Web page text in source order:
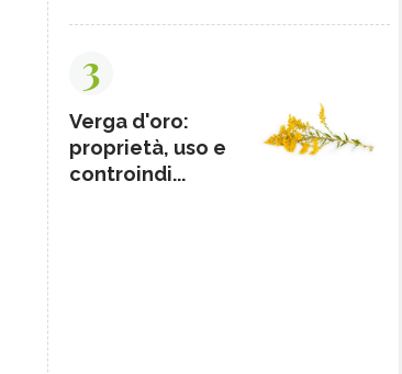
3
Verga d'oro:
proprietà, uso e
controindi...